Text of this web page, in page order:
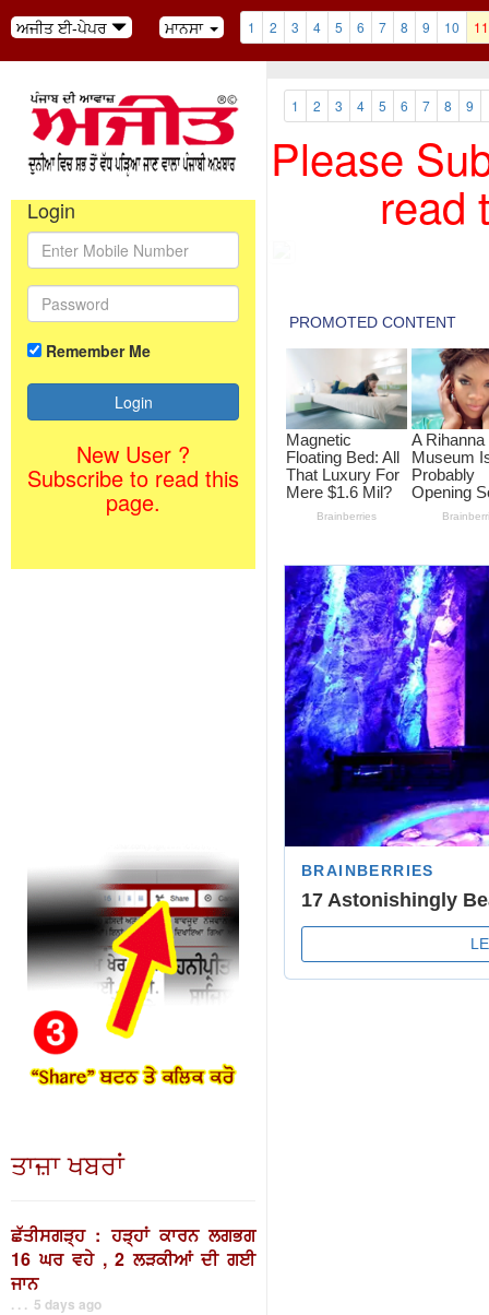
ਅਜੀਤ ਈ-ਪੇਪਰ ਮਾਨਸਾ 1 2 3 4 5 6 7 8 9 10 11
Login
Remember Me
New User ?
Subscribe to read this
page.
ਤਾਜ਼ਾ ਖਬਰਾਂ
ਛੱਤੀਸਗੜ੍ਹ : ਹੜ੍ਹਾਂ ਕਾਰਨ ਲਗਭਗ
16 ਘਰ ਵਹੇ , 2 ਲੜਕੀਆਂ ਦੀ ਗਈ
ਜਾਨ
. . . 5 days ago
1 2 3 4 5 6 7 8 9
Please
read